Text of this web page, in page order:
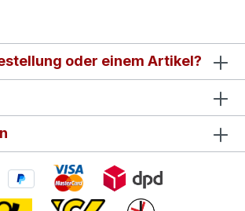
oder einem Artikel?